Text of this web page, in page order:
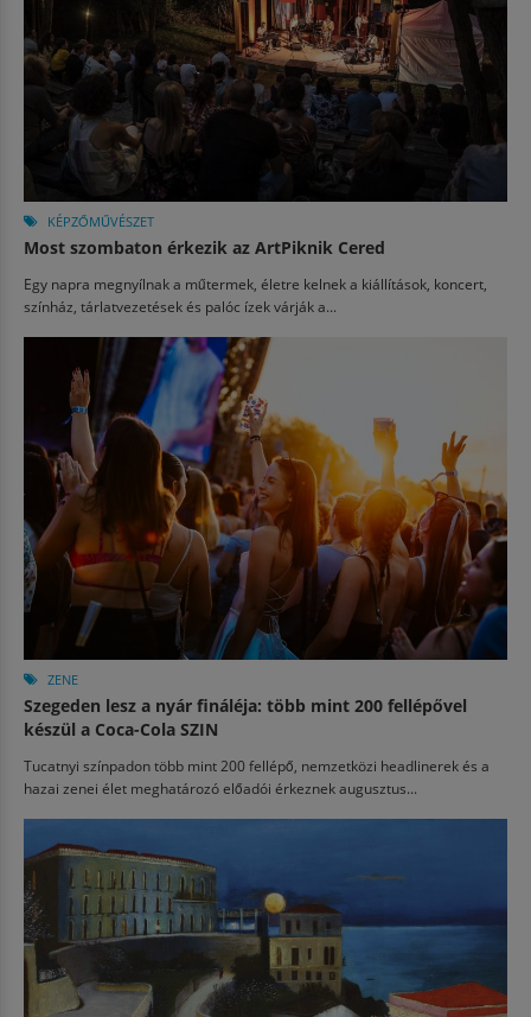
KÉPZŐMŰVÉSZET
Most szombaton érkezik az ArtPiknik Cered
Egy napra megnyílnak a műtermek, életre kelnek a kiállítások, koncert,
színház, tárlatvezetések és palóc ízek várják a...
ZENE
Szegeden lesz a nyár fináléja: több mint 200 fellépővel
készül a Coca-Cola SZIN
Tucatnyi színpadon több mint 200 fellépő, nemzetközi headlinerek és a
hazai zenei élet meghatározó előadói érkeznek augusztus...